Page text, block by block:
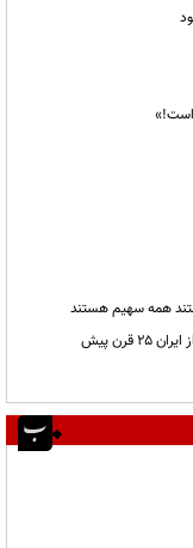
همه سهیم هستند